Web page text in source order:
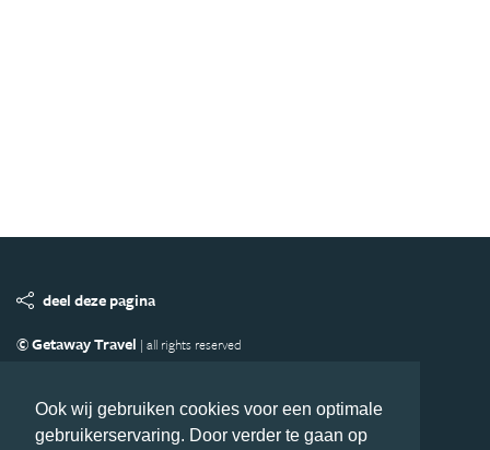
Ook wij gebruiken cookies voor een optimale
gebruikerservaring. Door verder te gaan op
deel deze pagina
© Getaway Travel | all rights reserved
Copyright
Privacy statement Disclaimer
Cookies
Volg Afrika.nl